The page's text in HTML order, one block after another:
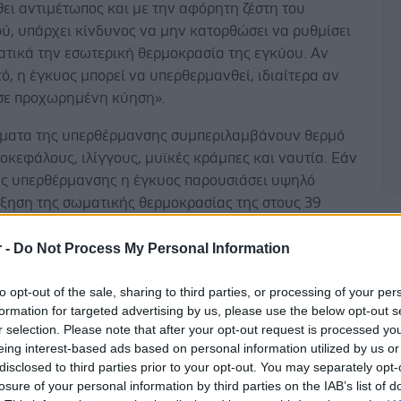
- Do Not Process My Personal Information
opt-out of the sale, sharing to third parties, or processing of your
for targeted advertising by us, please use the below opt-out
selection. Please note that after your opt-out request is processed
interest-based ads based on personal information utilized by us
to third parties prior to your opt-out. You may separately
of your personal information by third parties on the IAB’s list of
αντιμέτωπος και με την αφόρητη ζέστη του
υπάρχει κίνδυνος να μην κατορθώσει να ρυθμίσει
την εσωτερική θερμοκρασία της εγκύου. Αν
η έγκυος μπορεί να υπερθερμανθεί, ιδιαίτερα αν
προχωρημένη κύηση».
της υπερθέρμανσης συμπεριλαμβάνουν θερμό
ιλίγγους, μυϊκές κράμπες και ναυτία. Εάν
υπερθέρμανσης η έγκυος παρουσιάσει υψηλό
της σωματικής θερμοκρασίας της στους 39
ακόμα και τη θερμοπληξία. Αυτές οι «αρρώστιες της
ό,τι στις γυναίκες που δεν βρίσκονται σε
εγκυμοσύνης.
μπορεί επίσης να οδηγήσει στην αφυδάτωση. Η
είναι μία από τις αιτίες των συστολών Braxton
επίσης γνωστές ως προπαρασκευαστικές ωδίνες